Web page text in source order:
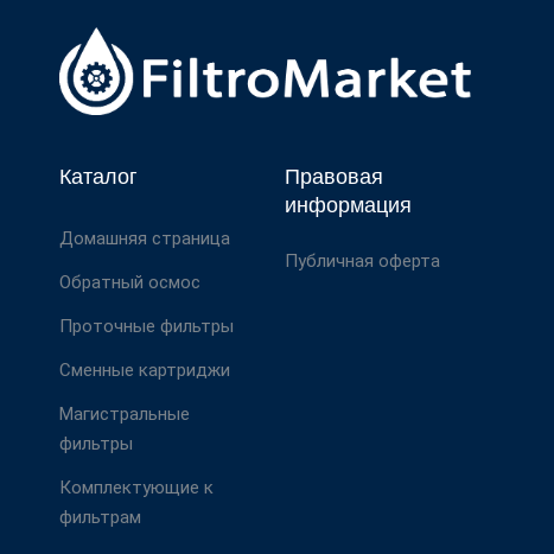
Каталог
Домашняя страница
Обратный осмос
Проточные фильтры
Сменные картриджи
Магистральные
фильтры
Комплектующие к
фильтрам
Правовая
информация
Публичная оферта